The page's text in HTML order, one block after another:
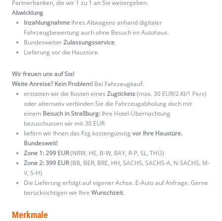
Partnerbanken, die wir 1 zu 1 an Sie weitergeben.
Abwicklung
Inzahlungnahme Ihres Altwagens anhand digitaler
Fahrzeugbewertung auch ohne Besuch im Autohaus.
BundesweiterZulassungsservice.
Lieferung vor die Haustüre.
Wir freuen uns auf Sie!
Weite Anreise? Kein Problem! Bei Fahrzeugkauf:
erstatten wir die Kosten eines Zugtickets(max. 30 EUR/2.Kl/1 Pers)
oder alternativ verbinden Sie die Fahrzeugabholung doch mit
einem Besuch in Straßburg: Ihre Hotel-Übernachtung
bezuschussen wir mit 30 EUR
liefern wir Ihnen das Fzg kostengünstig vor Ihre Haustüre.
Bundesweit!
Zone 1: 299 EUR(NRW, HE, B-W, BAY, R-P, SL, THÜ)
Zone 2: 399 EUR(BB, BER, BRE, HH, SACHS, SACHS-A, N-SACHS, M-
V, S-H)
Die Lieferung erfolgt auf eigener Achse. E-Auto auf Anfrage. Gerne
berücksichtigen wir Ihre Wunschzeit.
Merkmale